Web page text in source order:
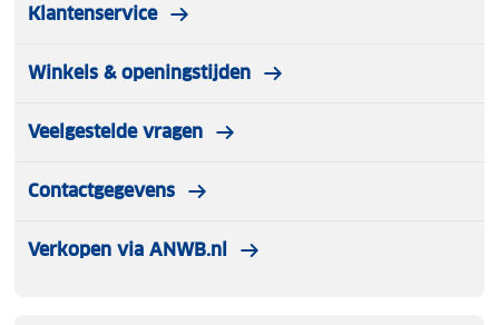
Klantenservice
Winkels & openingstijden
Veelgestelde vragen
Contactgegevens
Verkopen via ANWB.nl